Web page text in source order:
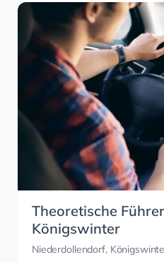
Theoretische
Königswinter
Niederdollendorf,